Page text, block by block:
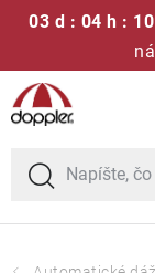
03 d : 04 h :
Prejsť
na
obsah
Sedacie
Slnečníky